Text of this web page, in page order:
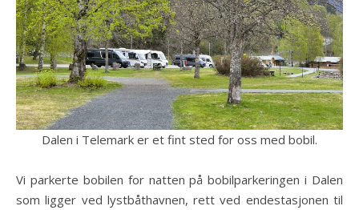
Dalen i Telemark er et fint sted for oss med bobil.
Vi parkerte bobilen for natten på bobilparkeringen i Dalen
som ligger ved lystbåthavnen, rett ved endestasjonen til